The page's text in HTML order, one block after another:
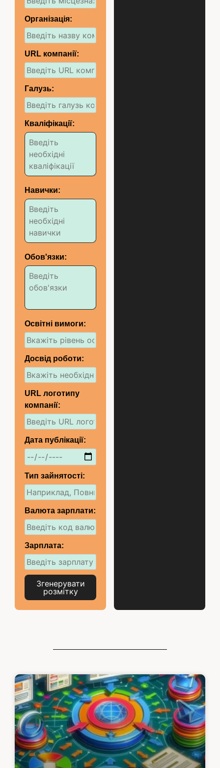
Організація:
URL компанії:
Галузь:
Кваліфікації:
Навички:
Обов'язки:
Освітні вимоги:
Досвід роботи:
URL логотипу
компанії:
Дата публікації:
Тип зайнятості:
Валюта зарплати:
Зарплата:
Згенерувати
розмітку